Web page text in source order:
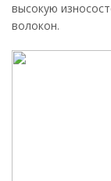
высокую
волокон.